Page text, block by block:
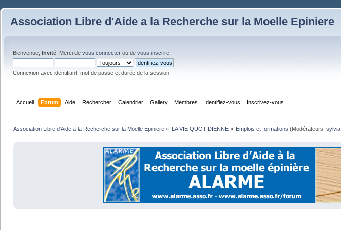
Association Libre d'Aide a la Recherche sur la Moelle Epiniere
Bienvenue, Invité . Merci de vous connecter ou de vous inscrire
Connexion avec identifiant, mot de passe et durée de la session
Accueil Forum Aide Rechercher Calendrier Gallery Membres Identifiez-vous Inscrivez-vous
Association Libre d'Aide a la Recherche sur la Moelle Epiniere » LA VIE QUOTIDIENNE» Emplois et formations (Modérateurs: sylvia,